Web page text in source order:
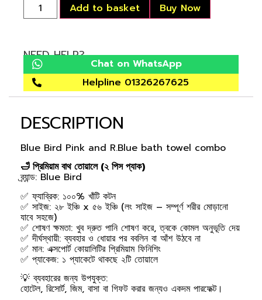
Add to basket Buy Now
NEED HELP?
Chat on WhatsApp
Helpline 01326267625
DESCRIPTION
Blue Bird Pink and R.Blue bath towel combo
🛁 প্রিমিয়াম বাথ তোয়ালে (২ পিস প্যাক)
ব্র্যান্ড: Blue Bird
✅ ফ্যাব্রিক: ১০০% খাঁটি কটন
✅ সাইজ: ২৮ ইঞ্চি x ৫৬ ইঞ্চি (লং সাইজ – সম্পূর্ণ শরীর মোড়ানো
যাবে সহজে)
✅ শোষণ ক্ষমতা: খুব দ্রুত পানি শোষণ করে, ত্বকে কোমল অনুভূতি দেয়
✅ দীর্ঘস্থায়ী: ব্যবহার ও ধোয়ার পর ববলিন বা আঁশ উঠবে না
✅ মান: এক্সপোর্ট কোয়ালিটির প্রিমিয়াম ফিনিশিং
✅ প্যাকেজ: ১ প্যাকেটে থাকছে ২টি তোয়ালে
💡 ব্যবহারের জন্য উপযুক্ত:
হোটেল, রিসোর্ট, জিম, বাসা বা গিফট করার জন্যও একদম পারফেক্ট।